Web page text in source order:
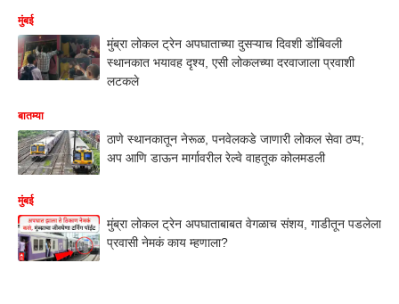
मुंबई
मुंब्रा लोकल ट्रेन अपघाताच्या दुसऱ्याच दिवशी डोंबिवली
स्थानकात भयावह दृश्य, एसी लोकलच्या दरवाजाला प्रवाशी
लटकले
बातम्या
ठाणे स्थानकातून नेरूळ, पनवेलकडे जाणारी लोकल सेवा ठप्प;
अप आणि डाऊन मार्गावरील रेल्वे वाहतूक कोलमडली
मुंबई
मुंब्रा लोकल ट्रेन अपघाताबाबत वेगळाच संशय, गाडीतून पडलेला
प्रवासी नेमकं काय म्हणाला?